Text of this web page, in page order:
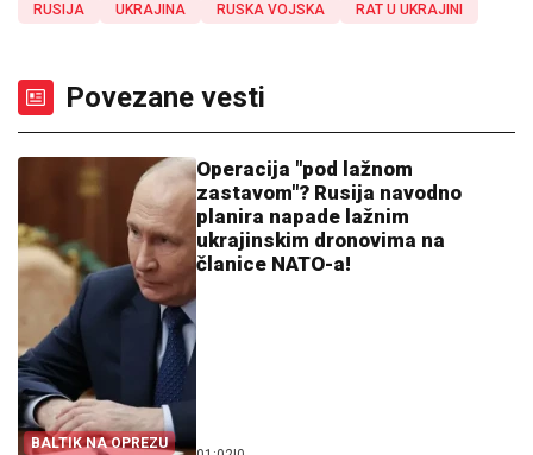
RUSIJA UKRAJINA RUSKA VOJSKA RAT U UKRAJINI
Povezane vesti
BALTIK NA OPREZU
Operacija "pod lažnom
zastavom"? Rusija navodno
planira napade lažnim
ukrajinskim dronovima na
članice NATO-a!